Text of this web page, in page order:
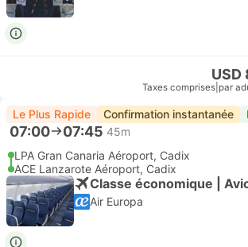
USD
Taxes comprises par
Le Plus Rapide Confirmation instantanée
07:00 07:45 45m
LPA Gran Canaria Aéroport, Cadix
ACE Lanzarote Aéroport, Cadix
Classe économique |
Air Europa